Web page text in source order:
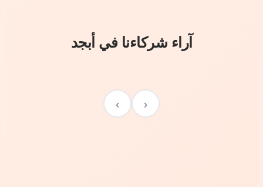
آراء شركاءنا في أبجد
‹
›